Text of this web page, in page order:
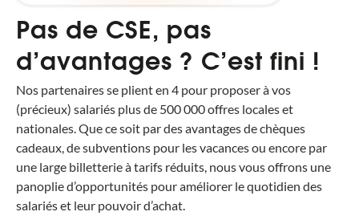
Pas de CSE, pas
d’avantages ? C’est fini !
Nos partenaires se plient en 4 pour proposer à vos
(précieux) salariés plus de 500 000 offres locales et
nationales. Que ce soit par des avantages de chèques
cadeaux, de subventions pour les vacances ou encore par
une large billetterie à tarifs réduits, nous vous offrons une
panoplie d’opportunités pour améliorer le quotidien des
salariés et leur pouvoir d’achat.